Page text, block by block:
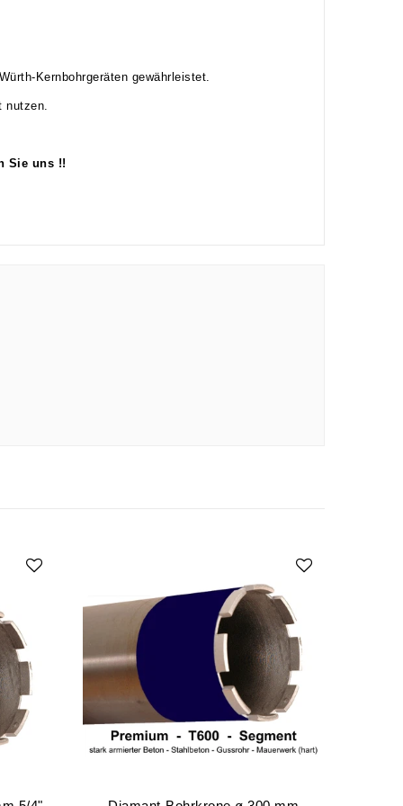
Kernbohrgeräten gewährleistet.
nutzen.
Sie uns !!